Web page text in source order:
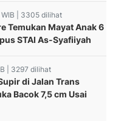
| 3305 dilihat
Temukan Mayat Anak 6
STAI As-Syafiiyah
| 3297 dilihat
di Jalan Trans
Bacok 7,5 cm Usai